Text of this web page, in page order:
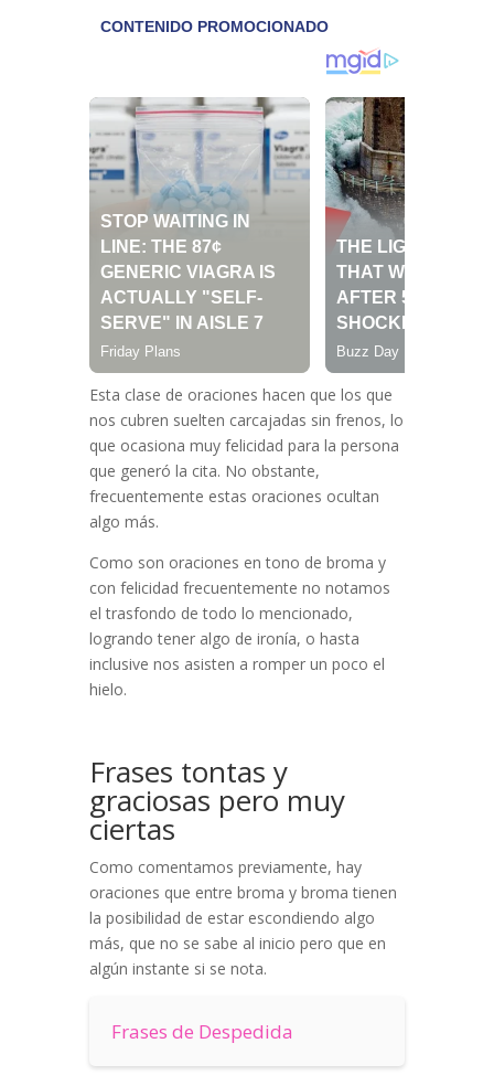
Esta clase de oraciones hacen que los que
nos cubren suelten carcajadas sin frenos, lo
que ocasiona muy felicidad para la persona
que generó la cita. No obstante,
frecuentemente estas oraciones ocultan
algo más.
Como son oraciones en tono de broma y
con felicidad frecuentemente no notamos
el trasfondo de todo lo mencionado,
logrando tener algo de ironía, o hasta
inclusive nos asisten a romper un poco el
hielo.
Frases tontas y
graciosas pero muy
ciertas
Como comentamos previamente, hay
oraciones que entre broma y broma tienen
la posibilidad de estar escondiendo algo
más, que no se sabe al inicio pero que en
algún instante si se nota.
Frases de Despedida